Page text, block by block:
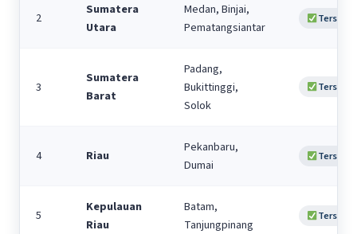
2
Sumatera
Utara
Medan, Binjai,
Pematangsiantar
Tersedia
3
Sumatera
Barat
Padang,
Bukittinggi,
Solok
Tersedia
4 Riau
Pekanbaru,
Dumai
Tersedia
5
Kepulauan
Riau
Batam,
Tanjungpinang
Tersedia